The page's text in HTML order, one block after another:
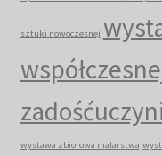
sztuki nowoczesnej
wystawa zbiorowa malarstwa